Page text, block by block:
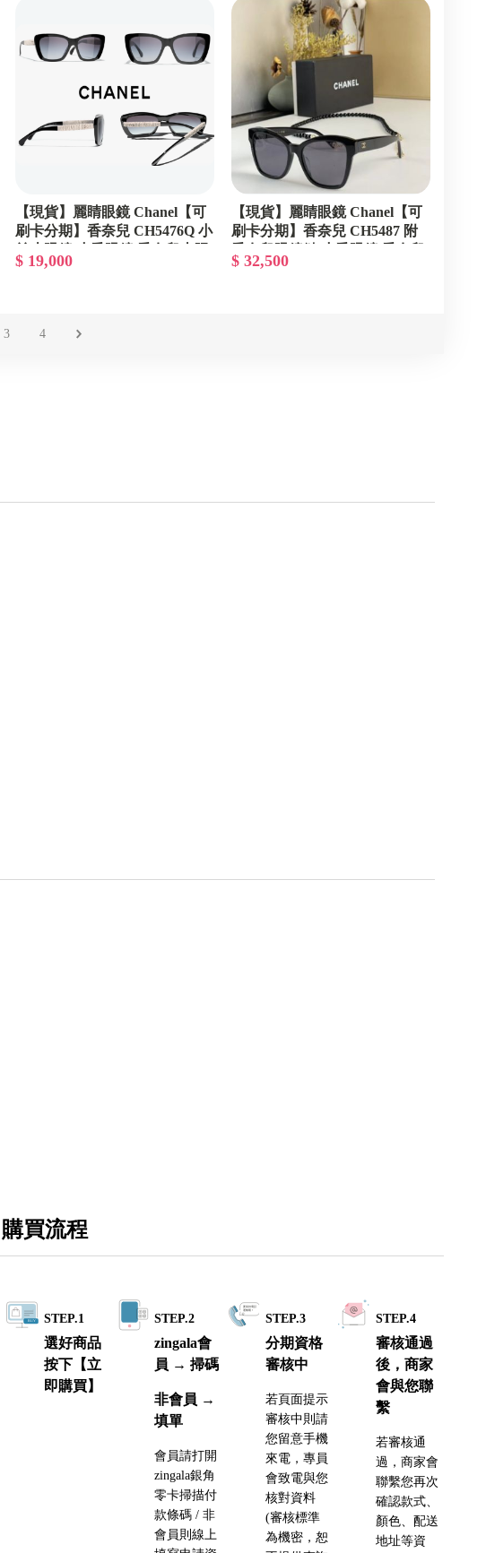
【現貨】麗睛眼鏡 Chanel【可
刷卡分期】香奈兒 CH5476Q 小
眼鏡 香奈兒經典款
$ 19,000
【現貨】麗睛眼鏡 Chanel【可
刷卡分期】香奈兒 CH5487 附
熱賣款 香奈兒廣告款
$ 32,500
3 4
購買流程
STEP.1
選好商品
按下【立
即購買】
STEP.2
zingala會
員 → 掃碼
非會員 →
填單
會員請打開
zingala銀角
零卡掃描付
款條碼 / 非
會員則線上
STEP.3
分期資格
審核中
若頁面提示
審核中則請
您留意手機
來電，專員
會致電與您
核對資料
(審核標準
為機密，恕
STEP.4
審核通過
後，商家
會與您聯
繫
若審核通
過，商家會
聯繫您再次
確認款式、
顏色、配送
地址等資